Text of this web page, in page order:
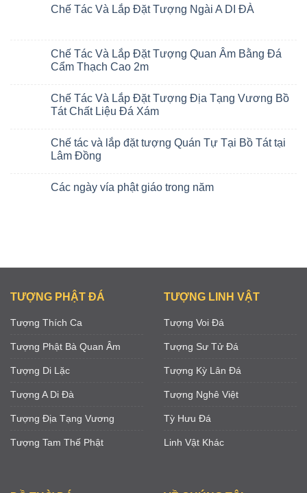
Chế Tác Và Lắp Đặt Tượng Ngài A DI ĐÀ
Chế Tác Và Lắp Đặt Tượng Quan Âm Bằng Đá
Cẩm Thạch Cao 2m
Chế Tác Và Lắp Đặt Tượng Địa Tạng Vương Bồ
Tát Chất Liệu Đá Xám
Chế tác và lắp đặt tượng Quán Tự Tại Bồ Tát tại
Lâm Đồng
Các ngày vía phật giáo trong năm
TƯỢNG PHẬT ĐÁ
Tượng Thích Ca
Tượng Phật Bà Quan Âm
Tượng Di Lặc
Tượng A Di Đà
Tượng Địa Tạng Vương
Tượng Tam Thế Phật
TƯỢNG LINH VẬT
Tượng Voi Đá
Tượng Sư Tử Đá
Tượng Kỳ Lân Đá
Tượng Nghê Việt
Tỳ Hưu Đá
Linh Vật Khác